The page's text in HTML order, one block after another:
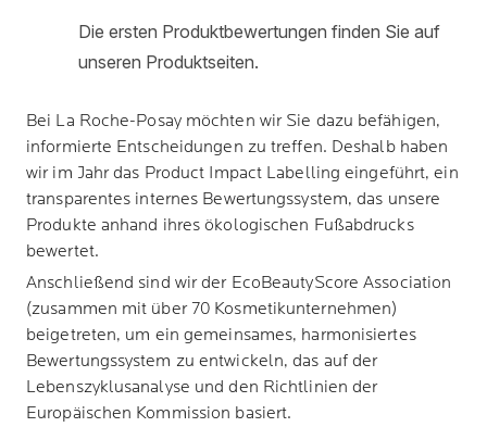
Bei La Roche-Posaymöchten wir Sie dazu befähigen,
informierte Entscheidungen zu treffen. Deshalb haben
wir im Jahr das Product Impact Labelling eingeführt, ein
transparentes internes Bewertungssystem, das unsere
Produkte anhand ihres ökologischen Fußabdrucks
bewertet.
Anschließend sind wir der EcoBeautyScore Association
(zusammen mit über 70 Kosmetikunternehmen)
beigetreten, um ein gemeinsames, harmonisiertes
Bewertungssystem zu entwickeln, das auf der
Lebenszyklusanalyse und den Richtlinien der
Europäischen Kommission basiert.